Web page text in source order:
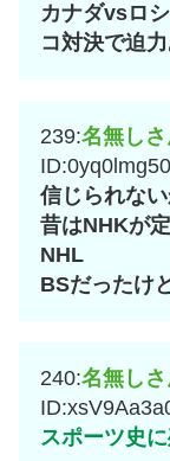
カナダvsロ
コ対決で迫
239:名無し
ID:0yq0lmg50
信じられな
昔はNHKが
NHL
BSだったけ
240:名無し
スポーツ史